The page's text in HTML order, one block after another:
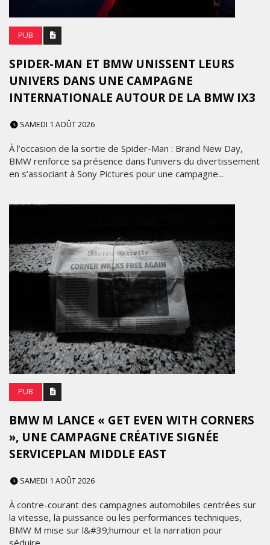
PUB
SPIDER-MAN ET BMW UNISSENT LEURS
UNIVERS DANS UNE CAMPAGNE
INTERNATIONALE AUTOUR DE LA BMW IX3
SAMEDI 1 AOÛT 2026
À l’occasion de la sortie de Spider-Man : Brand New Day,
BMW renforce sa présence dans l’univers du divertissement
en s’associant à Sony Pictures pour une campagne...
PUB
BMW M LANCE « GET EVEN WITH CORNERS
», UNE CAMPAGNE CRÉATIVE SIGNÉE
SERVICEPLAN MIDDLE EAST
SAMEDI 1 AOÛT 2026
À contre-courant des campagnes automobiles centrées sur
la vitesse, la puissance ou les performances techniques,
BMW M mise sur l&#39;humour et la narration pour
séduire...